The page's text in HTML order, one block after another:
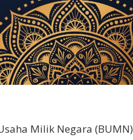
Milik Negara (BUMN)